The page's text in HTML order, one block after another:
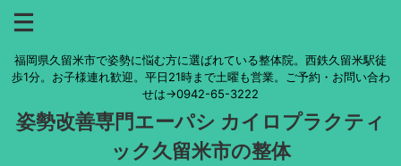
福岡県久留米市で姿勢に悩む方に選ばれている整体院。西鉄久留米駅徒
歩1分。お子様連れ歓迎。平日21時まで土曜も営業。ご予約・お問い合わ
せは→0942-65-3222
姿勢改善専門エーパシ カイロプラクティ
ック久留米市の整体